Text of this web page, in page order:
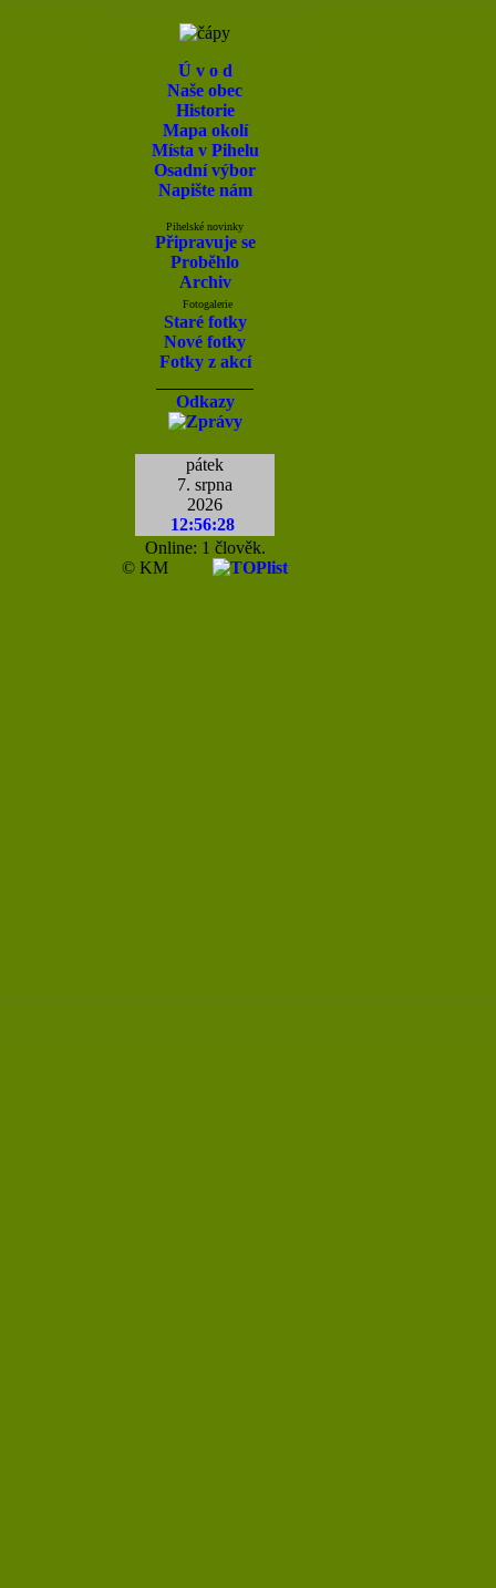
Ú v o d
Naše obec
Historie
Mapa okolí
Místa v Pihelu
Osadní výbor
Napište nám
Pihelské novinky
Připravuje se
Proběhlo
Archiv
Fotogalerie
Staré fotky
Nové fotky
Fotky z akcí
Odkazy
pátek
7. srpna
2026
12:56:28
Online: 1 člověk.
© KM